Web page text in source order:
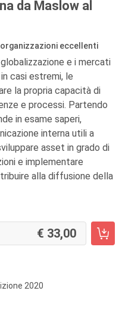
da Maslow al
eccellenti
e i mercati
casi estremi, le
la propria capacità di
e processi. Partendo
in esame saperi,
interna utili a
asset in grado di
e implementare
alla diffusione della
33,00
2020